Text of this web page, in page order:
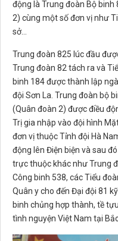
động là Trung đoàn Bộ binh
2) cùng một số đơn vị như
sở…
Trung đoàn 825 lúc đầu
Trung đoàn 82 tách ra và
binh 184 được thành lập
đội Sơn La. Trung đoàn bộ
(Quân đoàn 2) được điều
Trị gia nhập vào đội hình
đơn vị thuộc Tỉnh đội Hà
động lên Điện biện và sau
trực thuộc khác như Trung
Công binh 538, các Tiểu
Quân y cho đến Đại đội 81
binh chủng hợp thành, tề
tình nguyện Việt Nam tại Bắc